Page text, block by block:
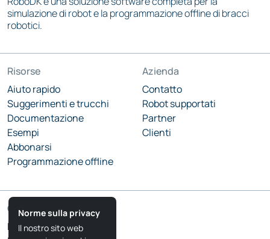
simulazione di robot e la programmazione offline di bracci
robotici.
Risorse
Aiuto rapido
Suggerimenti e trucchi
Documentazione
Esempi
Abbonarsi
Programmazione offline
Azienda
Contatto
Robot supportati
Partner
Clienti
Comunità
Blog RoboDK
Norme sulla privacy
Il nostro sito web